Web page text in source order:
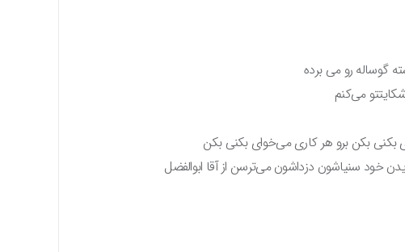
گوساله رو می برده
می‌کنم
بکنی بکن برو هر کاری می‌خوای بکنی بکن
خود سنیاشون دزداشون می‌ترسن از آقا ابوالفضل